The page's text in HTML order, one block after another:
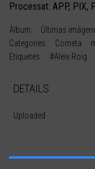
Processat: APP, PIX,
Àlbum:
Últimas
Categories:
Cometa
Etiquetes:
#Aleix Roig
DETAILS
Uploaded